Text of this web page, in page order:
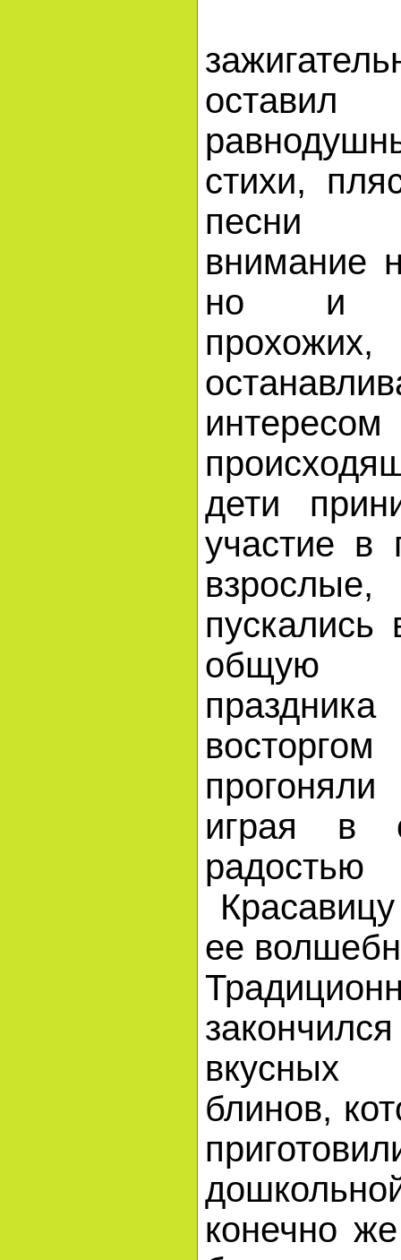
стихи,
песни
внимание
но и
дети
участие в
пускались
общую
играя
ее
вкусных
блинов,
конечно